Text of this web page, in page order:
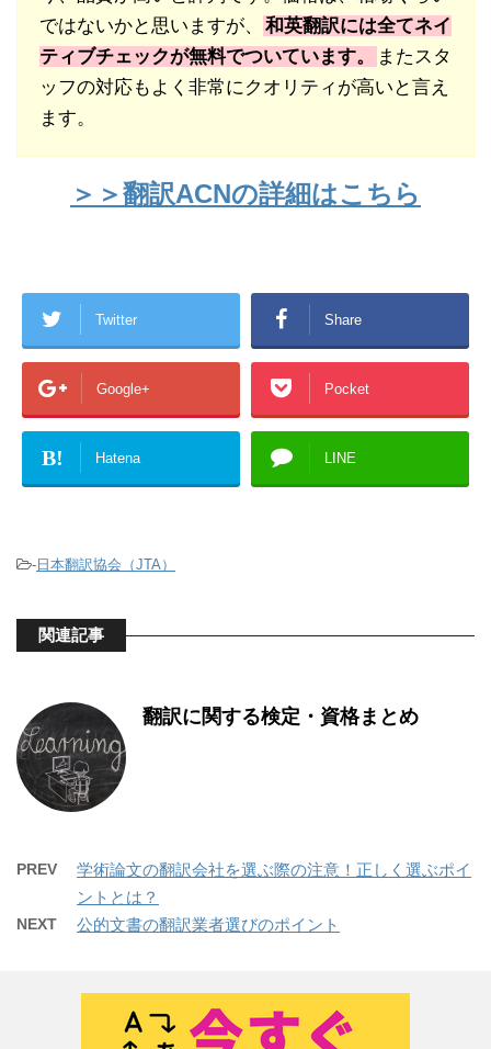
ではないかと思いますが、
和英翻訳には全てネイ
ティブチェックが無料でついています。
またスタ
ッフの対応もよく非常にクオリティが高いと言え
ます。
＞＞翻訳ACNの詳細はこちら
Twitter Share
Google+ Pocket
B! Hatena LINE
- 日本翻訳協会（JTA）
関連記事
翻訳に関する検定・資格まとめ
PREV
学術論文の翻訳会社を選ぶ際の注意！正しく選ぶポイ
ントとは？
NEXT 公的文書の翻訳業者選びのポイント